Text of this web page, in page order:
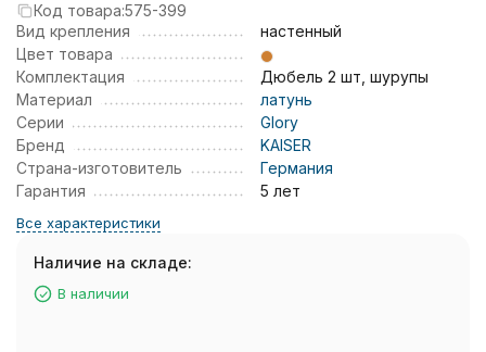
Код товара:575-399
Вид крепления
настенный
Цвет товара
Комплектация
Дюбель 2 шт, шурупы
Материал
латунь
Серии
Glory
Бренд
KAISER
Страна-изготовитель
Германия
Гарантия
5 лет
Все характеристики
Наличие на складе:
В наличии